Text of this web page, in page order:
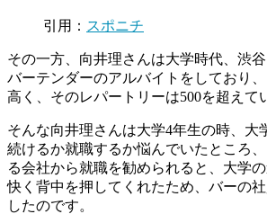
引用： スポニチ
その一方、向井理さんは大学時代、渋
バーテンダーのアルバイトをしており
高く、そのレパートリーは500を超えて
そんな向井理さんは大学4年生の時、大
続けるか就職するか悩んでいたところ
る会社から就職を勧められると、大学
快く背中を押してくれたため、バーの
したのです。